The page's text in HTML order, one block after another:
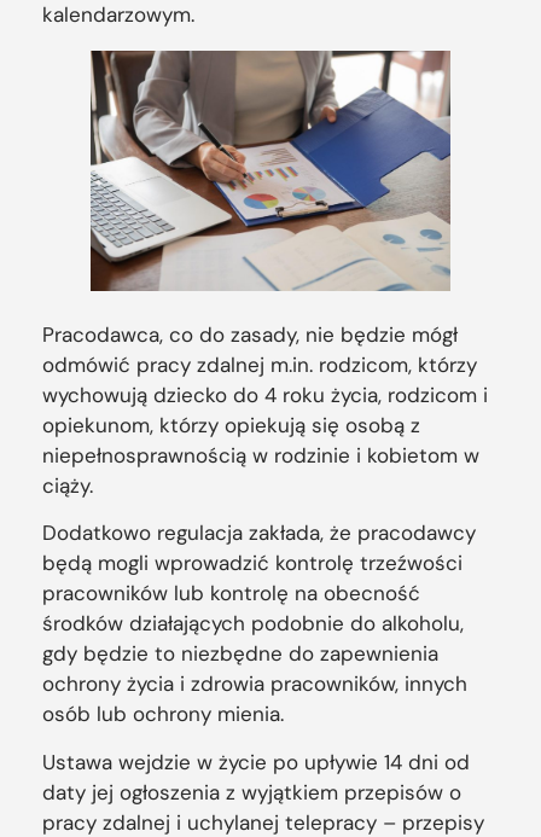
kalendarzowym.
Pracodawca, co do zasady, nie będzie mógł
odmówić pracy zdalnej m.in. rodzicom, którzy
wychowują dziecko do 4 roku życia, rodzicom i
opiekunom, którzy opiekują się osobą z
niepełnosprawnością w rodzinie i kobietom w
ciąży.
Dodatkowo regulacja zakłada, że pracodawcy
będą mogli wprowadzić kontrolę trzeźwości
pracowników lub kontrolę na obecność
środków działających podobnie do alkoholu,
gdy będzie to niezbędne do zapewnienia
ochrony życia i zdrowia pracowników, innych
osób lub ochrony mienia.
Ustawa wejdzie w życie po upływie 14 dni od
daty jej ogłoszenia z wyjątkiem przepisów o
pracy zdalnej i uchylanej telepracy – przepisy